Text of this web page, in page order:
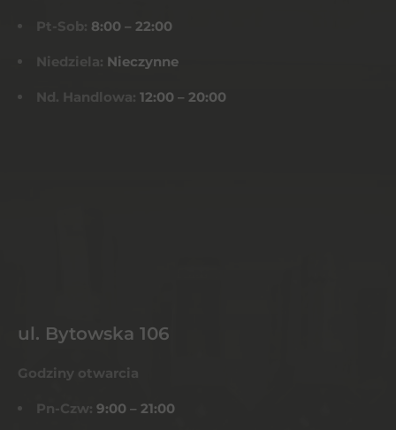
Pt-Sob: 8:00 – 22:00
Niedziela: Nieczynne
Nd. Handlowa: 12:00 – 20:00
ul. Bytowska 106
Godziny otwarcia
Pn-Czw: 9:00 – 21:00